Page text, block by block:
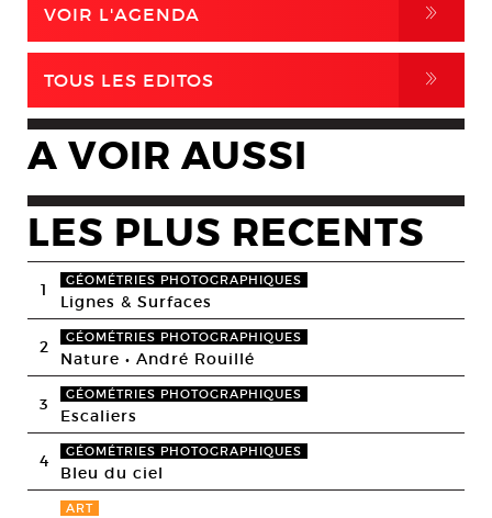
VOIR L'AGENDA ,
TOUS LES EDITOS ,
A VOIR AUSSI
LES PLUS RECENTS
1 GÉOMÉTRIES PHOTOGRAPHIQUES
Lignes & Surfaces
2 GÉOMÉTRIES PHOTOGRAPHIQUES
Nature • André Rouillé
3 GÉOMÉTRIES PHOTOGRAPHIQUES
Escaliers
4 GÉOMÉTRIES PHOTOGRAPHIQUES
Bleu du ciel
ART